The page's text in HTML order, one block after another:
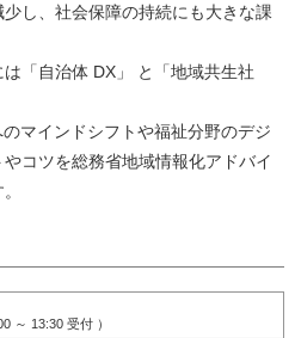
し、社会保障の持続にも大きな課
「自治体 DX」 と「地域共生社
マインドシフトや福祉分野のデジ
コツを総務省地域情報化アドバイ
～ 13:30 受付 ）